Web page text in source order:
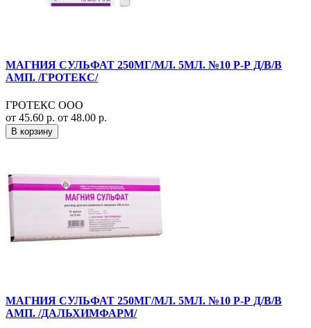
МАГНИЯ СУЛЬФАТ 250МГ/МЛ. 5МЛ. №10 Р-Р Д/В/В
АМП. /ГРОТЕКС/
ГРОТЕКС ООО
от 45.60 р. от 48.00 р.
В корзину
МАГНИЯ СУЛЬФАТ 250МГ/МЛ. 5МЛ. №10 Р-Р Д/В/В
АМП. /ДАЛЬХИМФАРМ/